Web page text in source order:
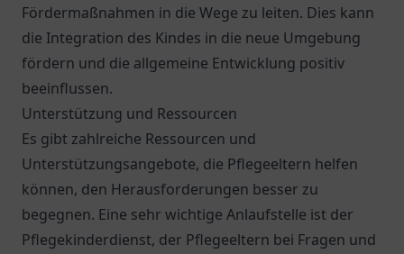
Fördermaßnahmen in die Wege zu leiten. Dies kann
die Integration des Kindes in die neue Umgebung
fördern und die allgemeine Entwicklung positiv
beeinflussen.
Unterstützung und Ressourcen
Es gibt zahlreiche Ressourcen und
Unterstützungsangebote, die Pflegeeltern helfen
können, den Herausforderungen besser zu
begegnen. Eine sehr wichtige Anlaufstelle ist der
Pflegekinderdienst, der Pflegeeltern bei Fragen und